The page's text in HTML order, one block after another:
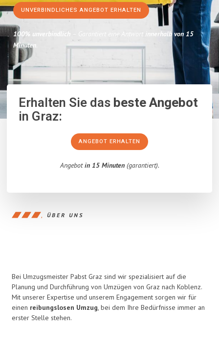
UNVERBINDLICHES ANGEBOT ERHALTEN
100% unverbindlich – Garantiert eine Antwort innerhalb von 15
Minuten.
Erhalten Sie dasbeste Angebot
in Graz:
ANGEBOT ERHALTEN
Angebotin 15 Minuten(garantiert).
ÜBER UNS
Bei Umzugsmeister Pabst Graz sind wir spezialisiert auf die
Planung und Durchführung von Umzügen von Graz nach Koblenz.
Mit unserer Expertise und unserem Engagement sorgen wir für
einen reibungslosen Umzug, bei dem Ihre Bedürfnisse immer an
erster Stelle stehen.